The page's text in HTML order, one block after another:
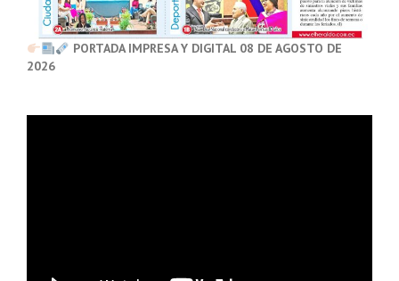
PORTADA IMPRESA Y DIGITAL 08 DE AGOSTO DE
2026